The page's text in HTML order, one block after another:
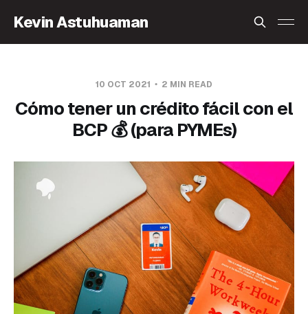
Kevin Astuhuaman
10 OCT 2021 2 MIN READ
Cómo tener un crédito fácil con el
BCP 💰 (para PYMEs)